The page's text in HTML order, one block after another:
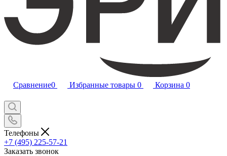
Сравнение0 Избранные товары 0 Корзина 0
Телефоны
+7 (495) 225-57-21
Заказать звонок